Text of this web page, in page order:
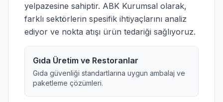
yelpazesine sahiptir. ABK Kurumsal olarak,
farklı sektörlerin spesifik ihtiyaçlarını analiz
ediyor ve nokta atışı ürün tedariği sağlıyoruz.
Gıda Üretim ve Restoranlar
Gıda güvenliği standartlarına uygun ambalaj ve
paketleme çözümleri.